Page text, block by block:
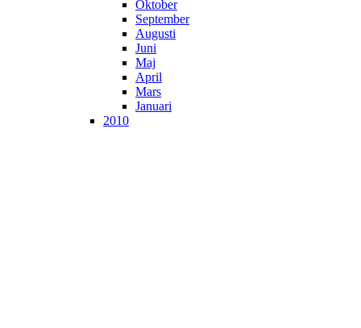
Oktober
September
Augusti
Juni
Maj
April
Mars
Januari
2010